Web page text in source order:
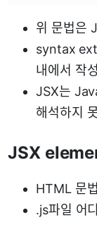
위 문법은
syntax
내에서 작
JSX는
해석하지
JSX
HTML 문
.js파일 어